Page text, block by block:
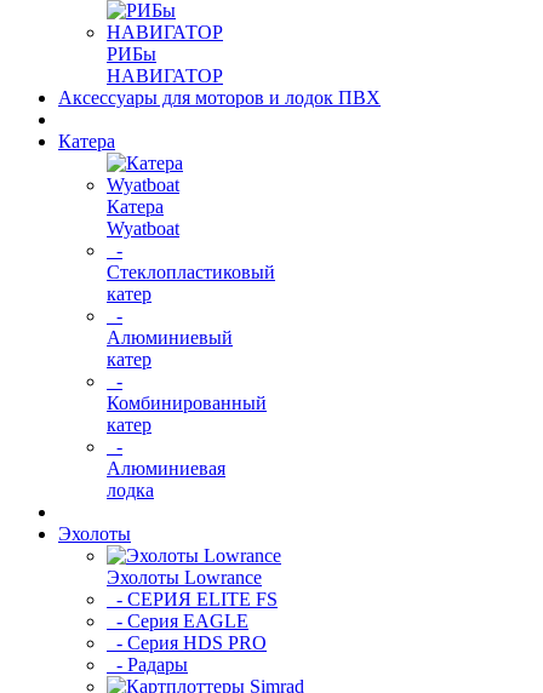
РИБы
НАВИГАТОР
Аксессуары для моторов и лодок ПВХ
Катера
Катера
Wyatboat
-
Cтеклопластиковый
катер
-
Алюминиевый
катер
-
Комбинированный
катер
-
Алюминиевая
лодка
Эхолоты
Эхолоты Lowrance
- СЕРИЯ ELITE FS
- Серия EAGLE
- Серия HDS PRO
- Радары